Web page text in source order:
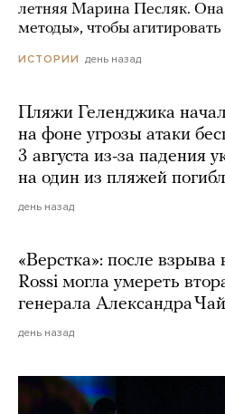
летняя Марина Песляк.
методы», чтобы
ИСТОРИИ день назад
Пляжи Геленджика
на фоне угрозы атаки
3 августа из-за падения
на один из пляжей
день назад
«Верстка»: после взрыва
Rossi могла умереть
генерала Александра
день назад